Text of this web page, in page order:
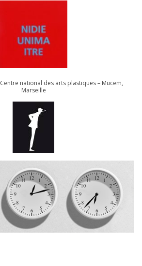
Centre natio­nal des arts plas­tiques – Mucem,
Marseille